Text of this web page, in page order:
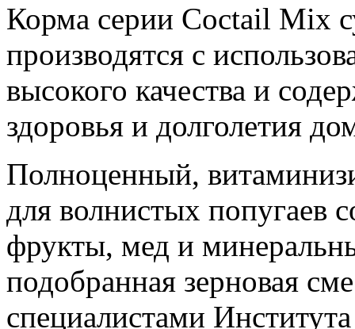
Корма серии Coctail Mix
производятся с
высокого качества и
здоровья и долголетия
Полноценный,
для волнистых попугаев
фрукты, мед и
подобранная зерновая
специалистами